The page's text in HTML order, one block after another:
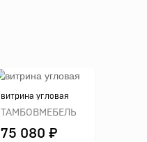
витрина угловая
ТАМБОВМЕБЕЛЬ
75 080 ₽